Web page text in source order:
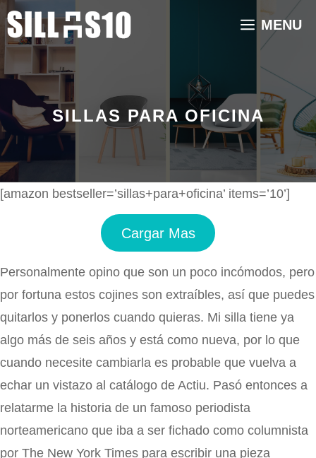
Saltar
al
contenido
MENU
SILLAS PARA OFICINA
[amazon bestseller=’sillas+para+oficina’ items=’10’]
Cargar Mas
Personalmente opino que son un poco incómodos, pero
por fortuna estos cojines son extraíbles, así que puedes
quitarlos y ponerlos cuando quieras. Mi silla tiene ya
algo más de seis años y está como nueva, por lo que
cuando necesite cambiarla es probable que vuelva a
echar un vistazo al catálogo de Actiu. Pasó entonces a
relatarme la historia de un famoso periodista
norteamericano que iba a ser fichado como columnista
por The New York Times para escribir una pieza